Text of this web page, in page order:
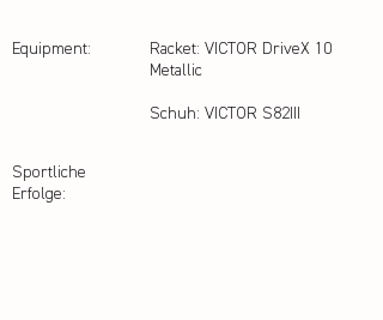
Equipment:
Sportliche
Erfolge:
Racket: VICTOR DriveX 10
Metallic
Schuh: VICTOR S82III